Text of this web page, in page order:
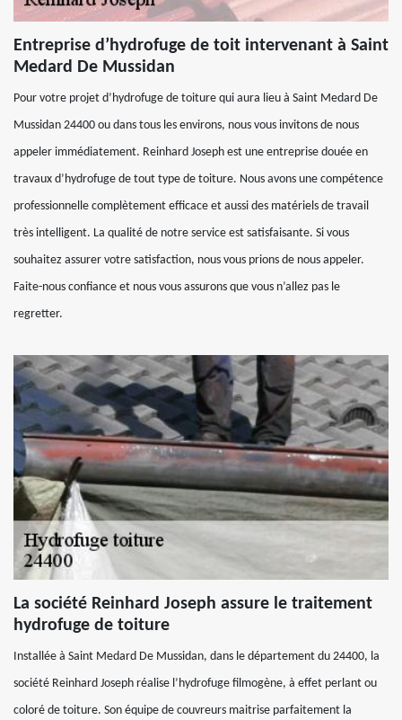
Entreprise d’hydrofuge de toit intervenant à Saint
Medard De Mussidan
Pour votre projet d’hydrofuge de toiture qui aura lieu à Saint Medard De
Mussidan 24400 ou dans tous les environs, nous vous invitons de nous
appeler immédiatement. Reinhard Joseph est une entreprise douée en
travaux d’hydrofuge de tout type de toiture. Nous avons une compétence
professionnelle complètement efficace et aussi des matériels de travail
très intelligent. La qualité de notre service est satisfaisante. Si vous
souhaitez assurer votre satisfaction, nous vous prions de nous appeler.
Faite-nous confiance et nous vous assurons que vous n’allez pas le
regretter.
La société Reinhard Joseph assure le traitement
hydrofuge de toiture
Installée à Saint Medard De Mussidan, dans le département du 24400, la
société Reinhard Joseph réalise l’hydrofuge filmogène, à effet perlant ou
coloré de toiture. Son équipe de couvreurs maitrise parfaitement la